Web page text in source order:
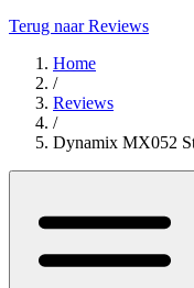
Terug naar Reviews
Home
/
Reviews
/
Dynamix MX052